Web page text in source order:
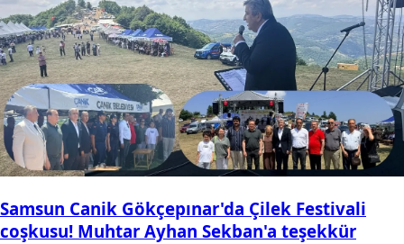
Samsun Canik Gökçepınar'da Çilek Festivali
coşkusu! Muhtar Ayhan Sekban'a teşekkür